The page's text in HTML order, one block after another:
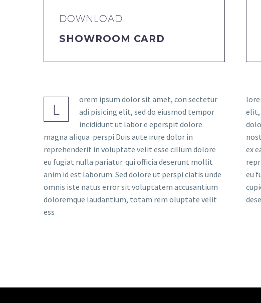
DOWNLOAD
SHOWROOM CARD
L
orem ipsum dolor sit amet, con sectetur
adi pisicing elit, sed do eiusmod tempor
incididunt ut labor e eperspit dolore
magna aliqua perspi Duis aute irure dolor in
reprehenderit in voluptate velit esse cillum dolore
eu fugiat nulla pariatur. qui officia deserunt mollit
anim id est laborum. Sed dolore ut perspi ciatis unde
omnis iste natus error sit voluptatem accusantium
doloremque laudantium, totam rem oluptate velit
ess
elit,
ex
eu